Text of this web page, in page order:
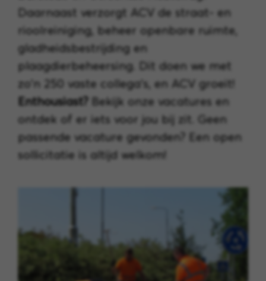
Daarnaast verzorgt ACV de straat- en
rioolreiniging, beheer openbare ruimte,
gladheidsbestrijding en
plaagdierbeheersing. Dit doen we met
zo'n 250 vaste collega's, en ACV groeit!
Enthousiast?Bekijk onze vacatures en
ontdek of er iets voor jou bij zit. Geen
passende vacature gevonden? Een open
sollicitatie is altijd welkom!